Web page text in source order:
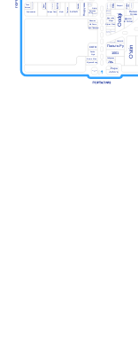
O'stin
Papa
John’s
Фарма
Собрание
1001
Пальто.Ру
FEMME
Женский
Мужской код
Фэшн Мен
Sasha
Style
СОГО
Дом Природы
Ив Роше
Adamas
Аптека
Книгомагия
Дарывостока
Четыре Лапы
МТС
Modi Leran
Билайн Подружка Gipfel
Веселая
затея
Для тебя
Марс
Офис Стиль
обувь
Oodgi
VIVAOBUV Respect
Пятая
точка
Дело
GoldenLife Айкрафт
Coffee Way
Постель